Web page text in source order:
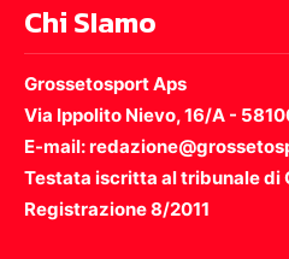
Chi SIamo
Grossetosport Aps
Via Ippolito Nievo, 16/A -
E-mail:
Testata iscritta al tribunale di
Registrazione 8/2011